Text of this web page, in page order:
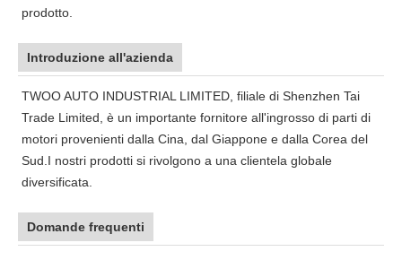
prodotto.
Introduzione all'azienda
TWOO AUTO INDUSTRIAL LIMITED, filiale di Shenzhen Tai
Trade Limited, è un importante fornitore all'ingrosso di parti di
motori provenienti dalla Cina, dal Giappone e dalla Corea del
Sud.I nostri prodotti si rivolgono a una clientela globale
diversificata.
Domande frequenti